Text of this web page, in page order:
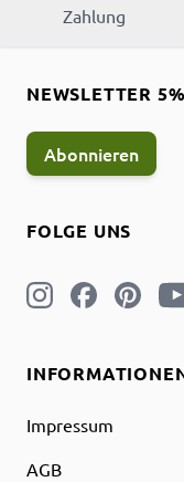
Zahlung
Impressum
AGB
FOLGE UNS
NEWSLETTER
Abonnieren